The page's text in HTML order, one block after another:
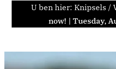
U ben hier: Knipsels /
now! | Tuesday,